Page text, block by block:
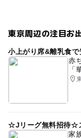
東京周辺の注目お
小上がり席&離乳食
赤
「
☆Jリーグ無料招待☆
家